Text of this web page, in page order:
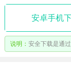
安卓手机
说明： 安全下载是通